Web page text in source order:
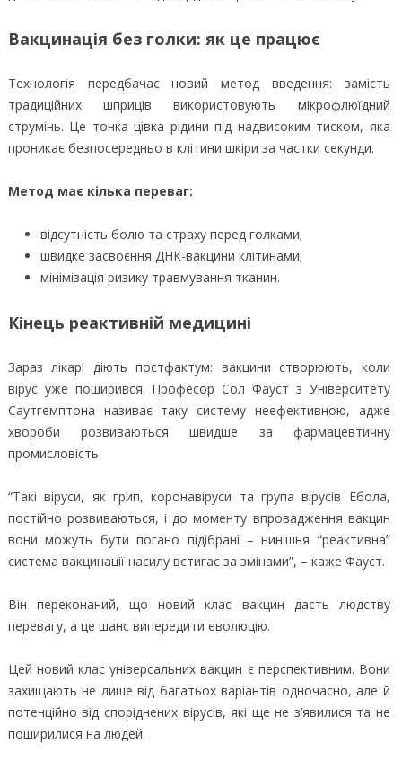
Вакцинація без голки: як це працює
Технологія передбачає новий метод введення: замість
традиційних шприців використовують мікрофлюїдний
струмінь. Це тонка цівка рідини під надвисоким тиском, яка
проникає безпосередньо в клітини шкіри за частки секунди.
Метод має кілька переваг:
відсутність болю та страху перед голками;
швидке засвоєння ДНК-вакцини клітинами;
мінімізація ризику травмування тканин.
Кінець реактивній медицині
Зараз лікарі діють постфактум: вакцини створюють, коли
вірус уже поширився. Професор Сол Фауст з Університету
Саутгемптона називає таку систему неефективною, адже
хвороби розвиваються швидше за фармацевтичну
промисловість.
“Такі віруси, як грип, коронавіруси та група вірусів Ебола,
постійно розвиваються, і до моменту впровадження вакцин
вони можуть бути погано підібрані – нинішня “реактивна”
система вакцинації насилу встигає за змінами”, – каже Фауст.
Він переконаний, що новий клас вакцин дасть людству
перевагу, а це шанс випередити еволюцію.
Цей новий клас універсальних вакцин є перспективним. Вони
захищають не лише від багатьох варіантів одночасно, але й
потенційно від споріднених вірусів, які ще не з’явилися та не
поширилися на людей.